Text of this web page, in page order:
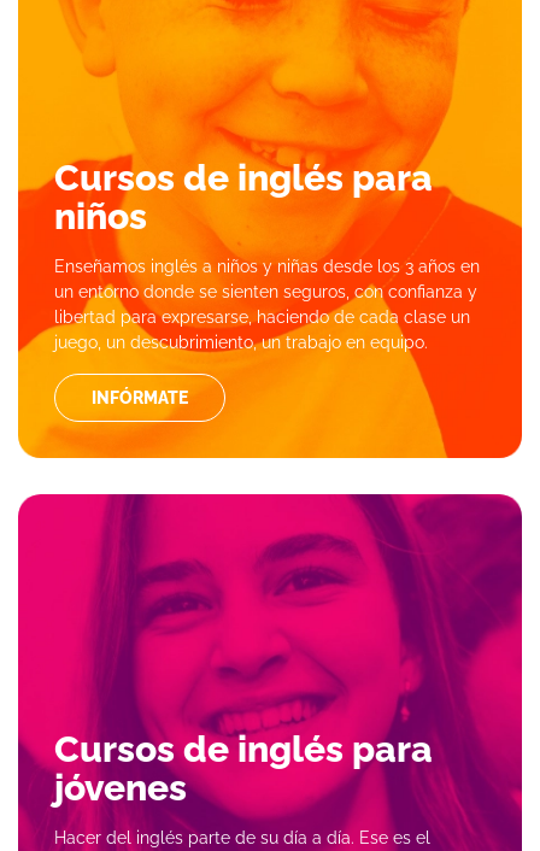
Cursos de inglés para
niños
Enseñamos inglés a niños y niñas desde los 3 años en
un entorno donde se sienten seguros, con confianza y
libertad para expresarse, haciendo de cada clase un
juego, un descubrimiento, un trabajo en equipo.
INFÓRMATE
Cursos de inglés para
jóvenes
Hacer del inglés parte de su día a día. Ese es el